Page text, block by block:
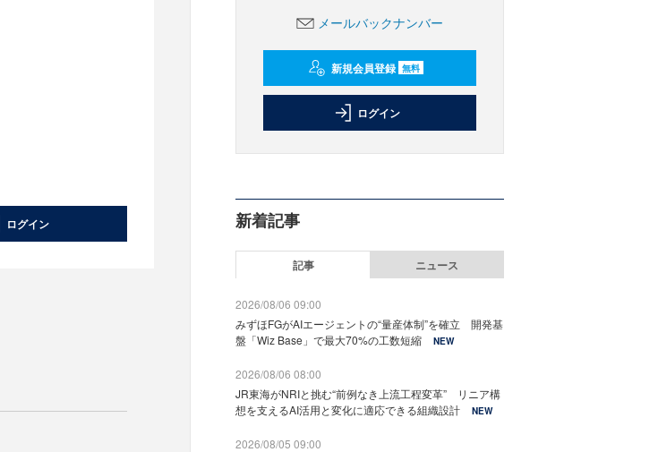
ログイン
メールバックナンバー
新規会員登録 無料
ログイン
新着記事
記事 ニュース
2026/08/06 09:00
みずほFGがAIエージェントの“量産体制”を確立 開発基
盤「Wiz Base」で最大70%の工数短縮
NEW
2026/08/06 08:00
JR東海がNRIと挑む“前例なき上流工程変革” リニア構
想を支えるAI活用と変化に適応できる組織設計
NEW
2026/08/05 09:00